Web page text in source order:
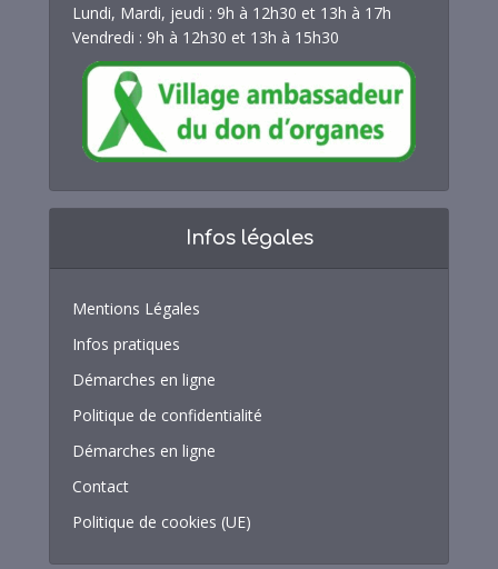
Lundi, Mardi, jeudi : 9h à 12h30 et 13h à 17h
Vendredi : 9h à 12h30 et 13h à 15h30
Infos légales
Mentions Légales
Infos pratiques
Démarches en ligne
Politique de confidentialité
Démarches en ligne
Contact
Politique de cookies (UE)